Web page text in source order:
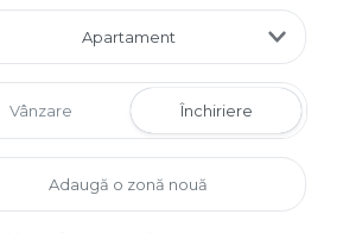
Apartament
Vânzare Închiriere